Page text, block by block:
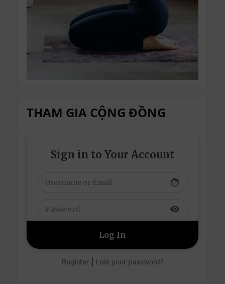
THAM GIA CỘNG ĐỒNG
Sign in to Your Account
face
visibility
Register| Lost your password?